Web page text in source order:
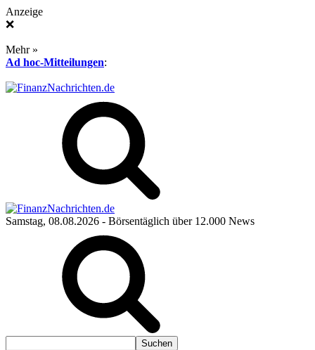
Anzeige
❌
Mehr »
Ad hoc-Mitteilungen:
Samstag, 08.08.2026 - Börsentäglich über 12.000 News